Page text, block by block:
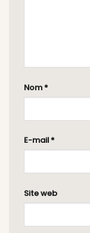
Nom *
E-mail *
Site web